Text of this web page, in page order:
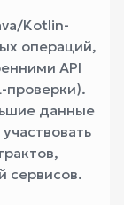
Kotlin-
операций,
API
проверки).
данные
сервисов.